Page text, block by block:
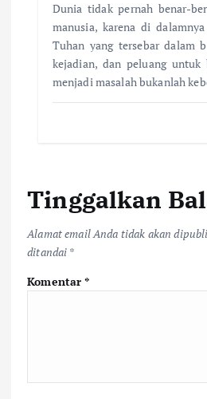
Dunia tidak pernah benar-
manusia, karena di
Tuhan yang tersebar dalam
kejadian, dan peluang untuk
menjadi masalah bukanlah
Tinggalkan
Alamat email Anda tidak akan
ditandai *
Komentar*